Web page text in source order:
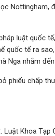
Nottingham,
luật quốc
quốc tế ra
Nga nhắm đến
phiếu chấp
. Luật Khoa Tạp